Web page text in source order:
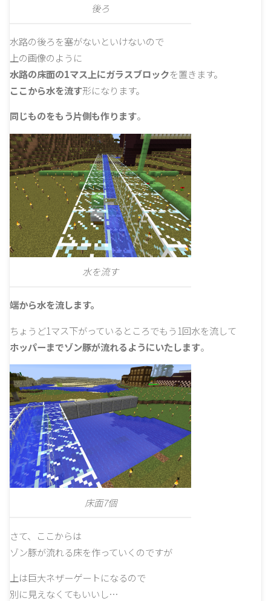
後ろ
水路の後ろを塞がないといけないので
上の画像のように
水路の床面の1マス上にガラスブロックを置きます。
ここから水を流す形になります。
同じものをもう片側も作ります。
水を流す
端から水を流します。
ちょうど1マス下がっているところでもう1回水を流して
ホッパーまでゾン豚が流れるようにいたします。
床面7個
さて、ここからは
ゾン豚が流れる床を作っていくのですが
上は巨大ネザーゲートになるので
別に見えなくてもいいし…